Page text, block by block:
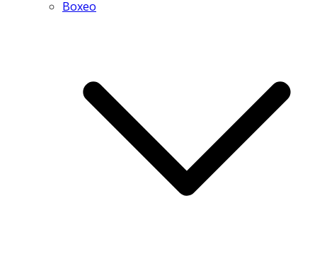
Boxeo